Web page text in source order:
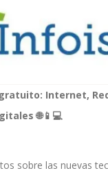
Internet,
🌐📱💻
sobre las nuevas